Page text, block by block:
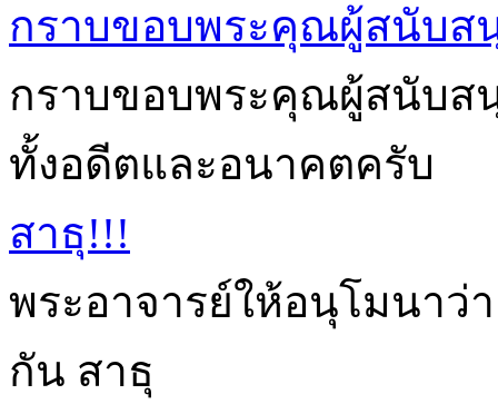
กราบขอบพระคุณผู้สนับส
กราบขอบพระคุณผู้สนับส
ทั้งอดีตและอนาคตครับ
สาธุ!!!
พระอาจารย์ให้อนุโมนาว่
กัน สาธุ